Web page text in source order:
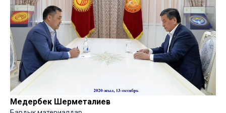
Медербек Шерметалиев